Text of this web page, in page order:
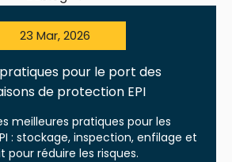
23 Mar, 2026
pour le port des
de protection EPI
meilleures pratiques pour les
: stockage, inspection, enfilage et
pour réduire les risques.